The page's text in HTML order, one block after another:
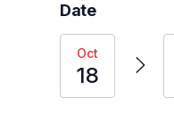
Date
Oct
18